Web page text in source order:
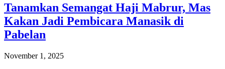
Tanamkan Semangat Haji Mabrur, Mas
Kakan Jadi Pembicara Manasik di
Pabelan
November 1, 2025